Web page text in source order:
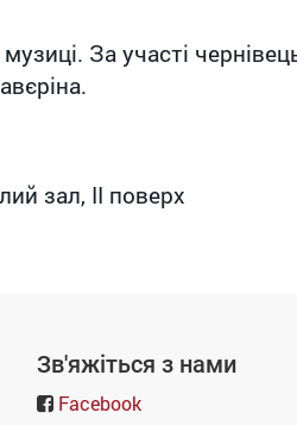
За участі
зал, ІІ поверх
Зв'яжіться з нами
Facebook